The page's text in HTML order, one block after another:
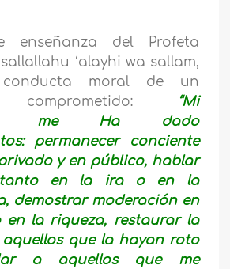
enseñanza del Profeta
‘alayhi wa sallam,
moral de un
comprometido:
“Mi
me Ha dado
permanecer conciente
y en público, hablar
tanto en la ira o en la
demostrar moderación en
en la riqueza, restaurar la
que la hayan roto
a aquellos que me